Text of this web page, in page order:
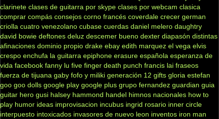
clarinete clases de guitarra por skype clases por webcam clasica
comprar compás consejos corno francés coverdale crecer german
criolla cuatro venezolano cubase cuerdas daniel melero daughtry
david bowie deftones deluz descemer bueno dexter diapasón distintas
afinaciones dominio propio drake ebay edith marquez el vega elvis
crespo enchufa la guitarra epiphone erasure española esperanza de
vida facebook fanny lu five finger death punch francis lai fraseos
fuerza de tijuana gaby fofo y miliki generación 12 gifts gloria estefan
goo goo dolls google play google plus grupo fernandez guardian guia
guitar hero gusi halsey hammond handel himnos nacionales how to
play humor ideas improvisacion incubus ingrid rosario inner circle
interpuesto intoxicados invasores de nuevo leon inventos iron man